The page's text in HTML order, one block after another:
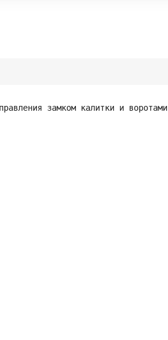
замком калитки и воротами